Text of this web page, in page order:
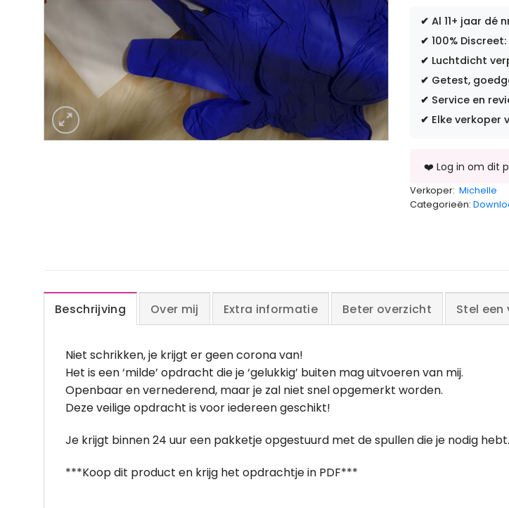
✔ Al 11+ jaar dé
✔ 100%
✔ Luchtdicht
✔ Getest,
✔ Service en
✔ Elke verkoper
Verkoper: Michelle
Categorieën:
Beschrijving Over mij Extra informatie Beter overzicht Stel een
Niet schrikken, je krijgt er geen corona van!
Het is een ‘milde’ opdracht die je ‘gelukkig’ buiten mag uitvoeren van mij.
Openbaar en vernederend, maar je zal niet snel opgemerkt worden.
Deze veilige opdracht is voor iedereen geschikt!
Je krijgt binnen 24 uur een pakketje opgestuurd met de spullen die je nodig hebt.
***Koop dit product en krijg het opdrachtje in PDF***